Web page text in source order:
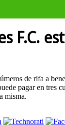
F.C.
de rifa a
pagar en tres
misma.